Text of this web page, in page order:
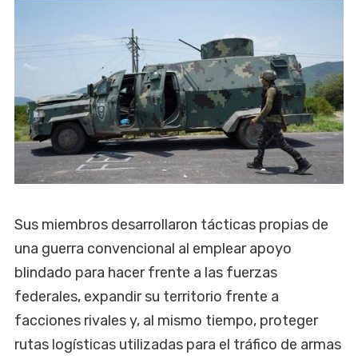
Sus miembros desarrollaron tácticas propias de
una guerra convencional al emplear apoyo
blindado para hacer frente a las fuerzas
federales, expandir su territorio frente a
facciones rivales y, al mismo tiempo, proteger
rutas logísticas utilizadas para el tráfico de armas